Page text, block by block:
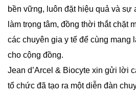
bền vững, luôn đặt hiệu quả và sự
làm trọng tâm, đồng thời thắt chặt
các chuyên gia y tế để cùng mang
cho cộng đồng.
Jean d’Arcel & Biocyte xin gửi lời
tổ chức đã tạo ra một diễn đàn